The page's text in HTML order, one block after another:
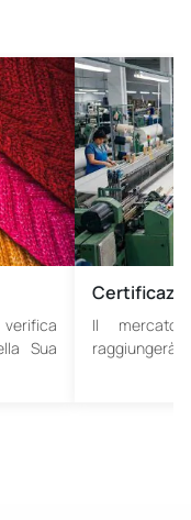
Sua
Il mercato
raggiungerà i